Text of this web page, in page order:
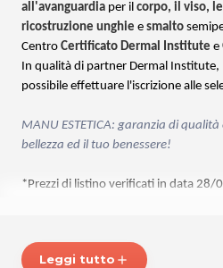
all'avanguardia per il corpo, il viso,
ricostruzione unghie e smalto
Centro Certificato Dermal Institute e
In qualità di partner Dermal Institute,
possibile effettuare l'iscrizione alle
MANU ESTETICA: garanzia di
bellezza ed il tuo benessere!
*Prezzi di listino verificati in data 28/
Dal Lunedì al Venerdì dalle 10.00 alle
Leggi tutto add